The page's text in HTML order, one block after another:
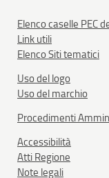
Elenco caselle PEC
Link utili
Elenco Siti tematici
Uso del logo
Uso del marchio
Procedimenti
Accessibilità
Atti Regione
Note legali